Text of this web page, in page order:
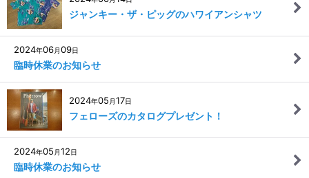
ジャンキー・ザ・ピッグのハワイアンシャツ
2024年06月09日
臨時休業のお知らせ
2024年05 月17日
フェローズのカタログプレゼント！
2024年05 月12日
臨時休業のお知らせ